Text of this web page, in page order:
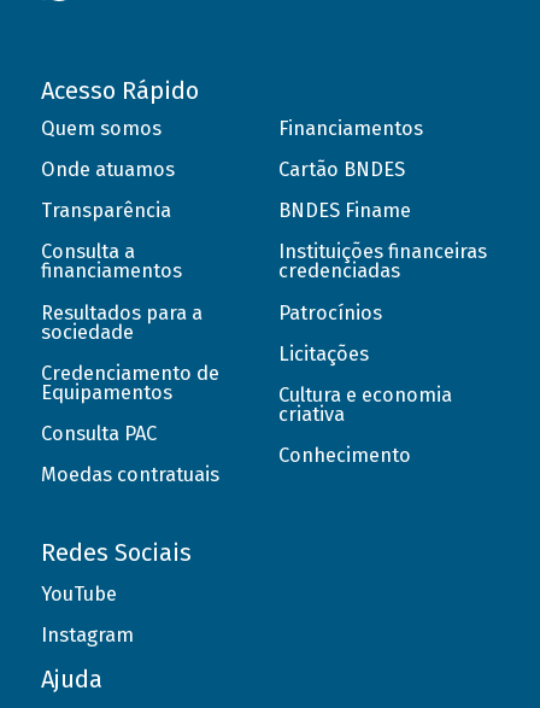
Acesso Rápido
Quem somos
Onde atuamos
Transparência
Consulta a
financiamentos
Resultados para a
sociedade
Credenciamento de
Equipamentos
Consulta PAC
Moedas contratuais
Financiamentos
Cartão BNDES
BNDES Finame
Instituições financeiras
credenciadas
Patrocínios
Licitações
Cultura e economia
criativa
Conhecimento
Redes Sociais
YouTube
Instagram
Ajuda